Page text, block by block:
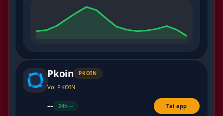
Pkoin PKOIN
Vol PKOIN
-- 24h -- Tai app